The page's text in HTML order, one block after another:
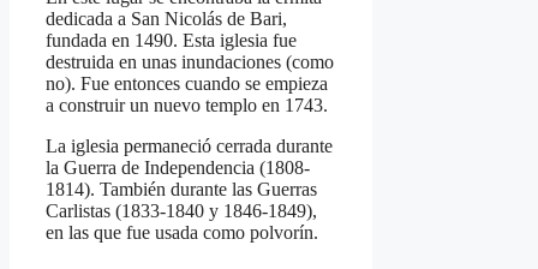
dedicada a San Nicolás de Bari,
fundada en 1490. Esta iglesia fue
destruida en unas inundaciones (como
no). Fue entonces cuando se empieza
a construir un nuevo templo en 1743.
La iglesia permaneció cerrada durante
la Guerra de Independencia (1808-
1814). También durante las Guerras
Carlistas (1833-1840 y 1846-1849),
en las que fue usada como polvorín.